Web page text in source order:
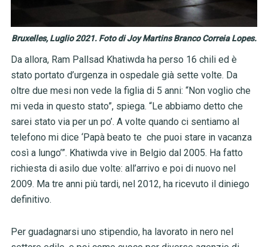
Bruxelles, Luglio 2021. Foto di Joy Martins Branco Correia Lopes.
Da allora, Ram Pallsad Khatiwda ha perso 16 chili ed è
stato portato d’urgenza in ospedale già sette volte. Da
oltre due mesi non vede la figlia di 5 anni: “Non voglio che
mi veda in questo stato”, spiega. “Le abbiamo detto che
sarei stato via per un po’. A volte quando ci sentiamo al
telefono mi dice ‘Papà beato te che puoi stare in vacanza
così a lungo’”. Khatiwda vive in Belgio dal 2005. Ha fatto
richiesta di asilo due volte: all’arrivo e poi di nuovo nel
2009. Ma tre anni più tardi, nel 2012, ha ricevuto il diniego
definitivo.
Per guadagnarsi uno stipendio, ha lavorato in nero nel